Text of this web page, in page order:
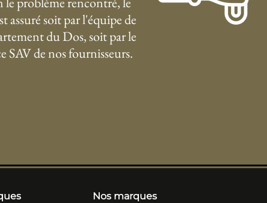
assuré soit par l'équipe de
du Dos, soit par le
SAV de nos fournisseurs.
Nos marques